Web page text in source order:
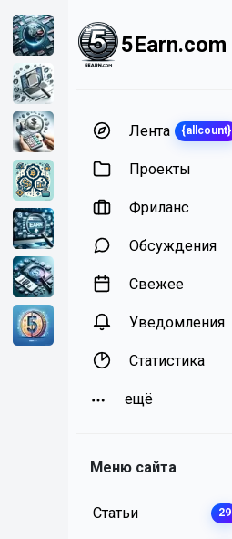
5Earn.com
Лента {allcount}
Проекты
Фриланс
Обсуждения
Свежее
Уведомления
Статистика
ещё
Меню сайта
Статьи 29